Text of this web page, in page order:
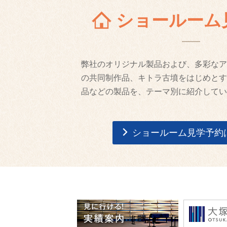
ショールーム
弊社のオリジナル製品および、多彩な
の共同制作品、キトラ古墳をはじめと
品などの製品を、テーマ別に紹介して
ショールーム見学予約